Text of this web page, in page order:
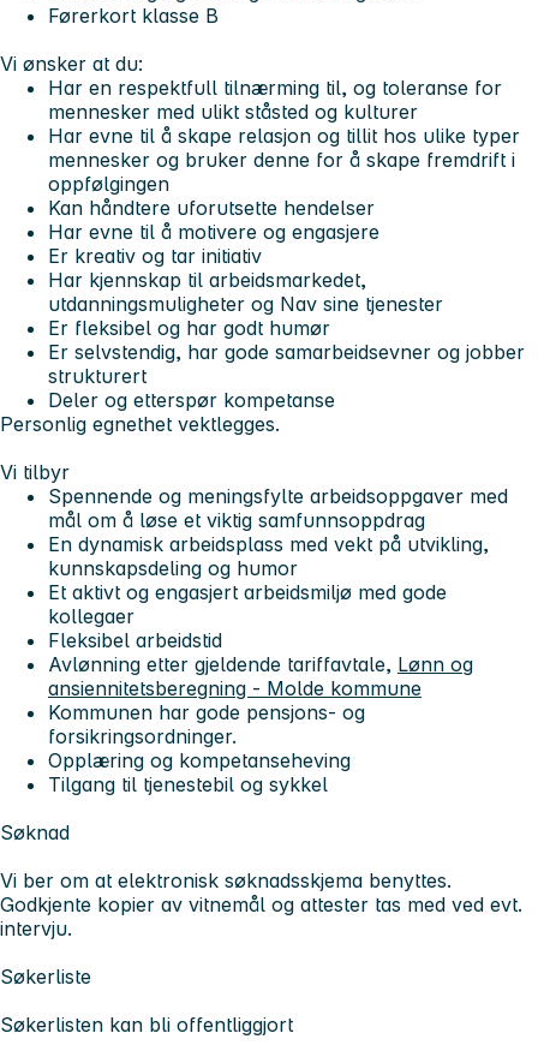
Førerkort klasse B
Vi ønsker at du:
Har en respektfull tilnærming til, og toleranse for
mennesker med ulikt ståsted og kulturer
Har evne til å skape relasjon og tillit hos ulike typer
mennesker og bruker denne for å skape fremdrift i
oppfølgingen
Kan håndtere uforutsette hendelser
Har evne til å motivere og engasjere
Er kreativ og tar initiativ
Har kjennskap til arbeidsmarkedet,
utdanningsmuligheter og Nav sine tjenester
Er fleksibel og har godt humør
Er selvstendig, har gode samarbeidsevner og jobber
strukturert
Deler og etterspør kompetanse
Personlig egnethet vektlegges.
Vi tilbyr
Spennende og meningsfylte arbeidsoppgaver med
mål om å løse et viktig samfunnsoppdrag
En dynamisk arbeidsplass med vekt på utvikling,
kunnskapsdeling og humor
Et aktivt og engasjert arbeidsmiljø med gode
kollegaer
Fleksibel arbeidstid
Avlønning etter gjeldende tariffavtale, Lønn og
ansiennitetsberegning - Molde kommune
Kommunen har gode pensjons- og
forsikringsordninger.
Opplæring og kompetanseheving
Tilgang til tjenestebil og sykkel
Søknad
Vi ber om at elektronisk søknadsskjema benyttes.
Godkjente kopier av vitnemål og attester tas med ved evt.
intervju.
Søkerliste
Søkerlisten kan bli offentliggjort